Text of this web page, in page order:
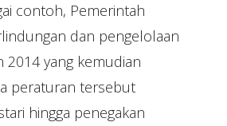
contoh, Pemerintah
dan pengelolaan
yang kemudian
peraturan tersebut
hingga penegakan